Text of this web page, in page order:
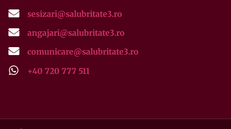
sesizari@salubritate3.ro
angajari@salubritate3.ro
comunicare@salubritate3.ro
+40 720 777 511